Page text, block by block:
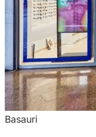
Basauri